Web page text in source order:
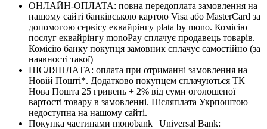
ОНЛАЙН-ОПЛАТА: повна передоплата замовлення на
нашому сайті банківською картою Visa або MasterCard за
допомогою сервісу еквайрінгу plata by mono. Комісію
послуг еквайрінгу monoPay сплачує продавець товарів.
Комісію банку покупця замовник сплачує самостійно (за
наявності такої)
ПІСЛЯПЛАТА: оплата при отриманні замовлення на
Новій Пошті*. Додатково покупцем сплачуються ТК
Нова Пошта 25 гривень + 2% від суми оголошеної
вартості товару в замовленні. Післяплата Укрпоштою
недоступна на нашому сайті.
Покупка частинами monobank | Universal Bank: